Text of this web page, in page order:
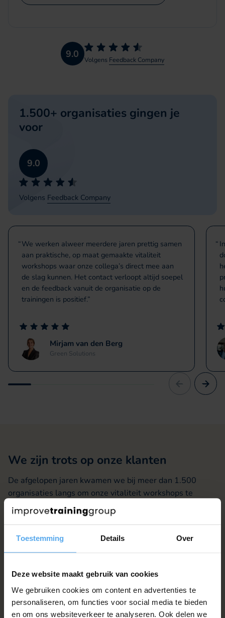
Toestemming Details Over
Deze website maakt gebruik van cookies
We gebruiken cookies om content en advertenties te
personaliseren, om functies voor social media te bieden
en om ons websiteverkeer te analyseren. Ook delen we
9.0 Volgens Feedback Company
1.500+ organisaties gingen je
voor
9.0
Volgens Feedback Company
We werken alweer meerdere jaren prettig samen
aan praktische, op maat gemaakte vitaliteit
workshops waar onze collega’s direct mee aan
de slag kunnen. Het contact verloopt altijd soepel
en de feedback vanuit de organisatie op de
trainingen is positief.
Mirjam van den Berg
Green Solutions
We zijn trots op onze klanten
De afgelopen jaren kwamen we bij meer dan 1.500
organisaties langs om onze vitaliteit workshops te
organiseren. Van corporate tot familiebedrijf, uit alle
sectoren en door heel Nederland en België. Daar zijn we
Ben je benieuwd naar de ervaring van andere klanten?